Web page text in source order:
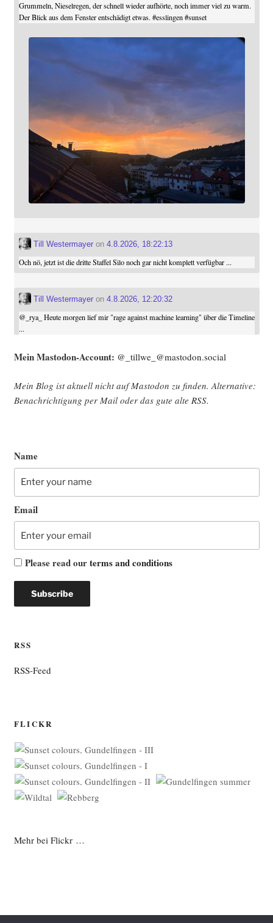
Grummeln, Nieselregen, der schnell wieder aufhörte, noch immer viel zu warm.
Der Blick aus dem Fenster entschädigt etwas. #esslingen #sunset
Till Westermayeron 4.8.2026, 18:22:13
Och nö, jetzt ist die dritte Staffel Silo noch gar nicht komplett verfügbar ...
Till Westermayeron 4.8.2026, 12:20:32
@ _rya_ Heute morgen lief mir "rage against machine learning" über die Timeline
...
Mein Mast­o­don-Account: @_tillwe_@mastodon.social
Mein Blog ist aktu­ell nicht auf Mast­o­don zu fin­den. Alter­na­ti­ve:
Benach­rich­ti­gung per Mail oder das gute alte RSS.
Name
Email
Please read ourterms and conditions
RSS
RSS-Feed
FLICKR
Mehr bei Flickr …